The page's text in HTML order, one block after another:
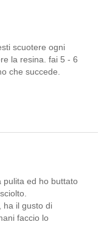
scuotere ogni
la resina. fai 5 - 6
che succede.
pulita ed ho buttato
ha il gusto di
faccio lo